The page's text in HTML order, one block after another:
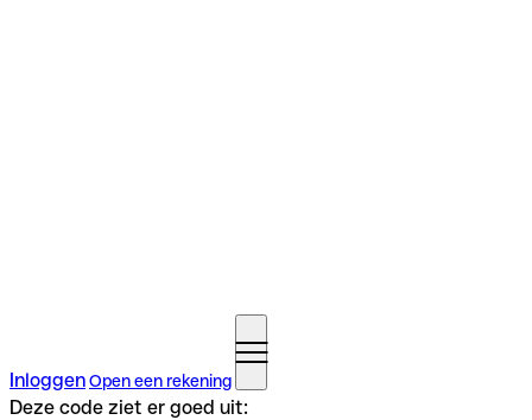
InloggenOpen een rekening
Deze code ziet er goed uit: